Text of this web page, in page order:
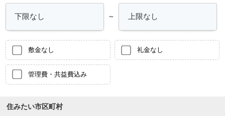
～
敷金なし 礼金なし
管理費・共益費込み
住みたい市区町村